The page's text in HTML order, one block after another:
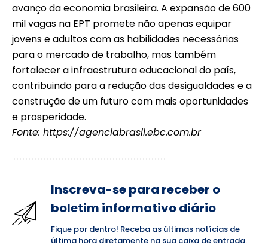
avanço da economia brasileira. A expansão de 600
mil vagas na EPT promete não apenas equipar
jovens e adultos com as habilidades necessárias
para o mercado de trabalho, mas também
fortalecer a infraestrutura educacional do país,
contribuindo para a redução das desigualdades e a
construção de um futuro com mais oportunidades
e prosperidade.
Fonte: https://agenciabrasil.ebc.com.br
Inscreva-se para receber o
boletim informativo diário
Fique por dentro! Receba as últimas notícias de
última hora diretamente na sua caixa de entrada.